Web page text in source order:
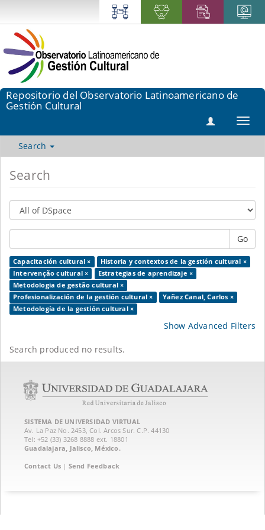
Repositorio del Observatorio Latinoamericano de
Gestión Cultural
Search
Search
Go
Capacitación cultural ×
Historia y contextos de la gestión cultural ×
Intervenção cultural ×
Estrategias de aprendizaje ×
Metodologia de gestão cultural ×
Profesionalización de la gestión cultural ×
Yañez Canal, Carlos ×
Metodología de la gestión cultural ×
Show Advanced Filters
Search produced no results.
SISTEMA DE UNIVERSIDAD VIRTUAL
Av. La Paz No. 2453, Col. Arcos Sur. C.P. 44130
Tel: +52 (33) 3268 8888‏ ext. 18801
Guadalajara, Jalisco, México.
Contact Us | Send Feedback